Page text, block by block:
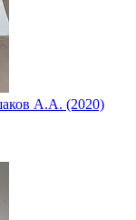
А.А. (2020)